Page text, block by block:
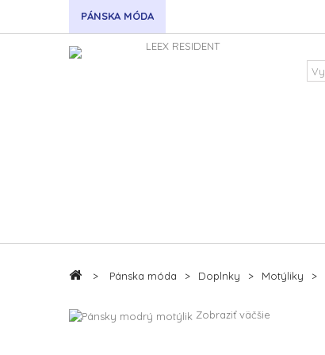
PÁNSKA MÓDA
> Pánska móda > Doplnky > Motýliky >
Zobraziť väčšie